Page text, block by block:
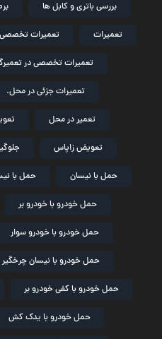
بررسی باتری و کابل ها
تعمیرات تعمیرات تخصصی
تعمیرات تخصصی در
تعمیرات جزئی در محل.
تعمیر در محل
تعویض زاپاس
حمل با نیسان حمل با
حمل خودرو با خودرو بر
حمل خودرو با خودرو سوار
حمل خودرو با نیسان چرخگیر
حمل خودرو با کفی خودرو بر
حمل خودرو با یدک کش